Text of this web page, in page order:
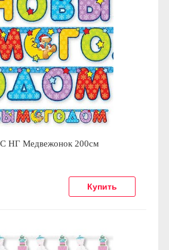
С НГ Медвежонок 200см